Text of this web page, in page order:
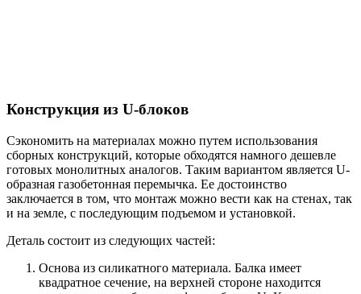
Конструкция из U-блоков
Сэкономить на материалах можно путем использования
сборных конструкций, которые обходятся намного дешевле
готовых монолитных аналогов. Таким вариантом является U-
образная газобетонная перемычка. Ее достоинство
заключается в том, что монтаж можно вести как на стенах, так
и на земле, с последующим подъемом и установкой.
Деталь состоит из следующих частей:
Основа из силикатного материала. Балка имеет
квадратное сечение, на верхней стороне находится